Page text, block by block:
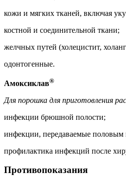
кожи и мягких тканей, включая
костной и соединительной ткани;
желчных путей (холецистит,
одонтогенные.
Амоксиклав®
Для порошка для приготовления
инфекции брюшной полости;
инфекции, передаваемые половым
профилактика инфекций после
Противопоказания